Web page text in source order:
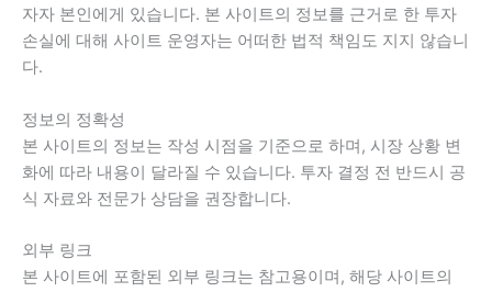
자자 본인에게 있습니다. 본 사이트의 정보를 근거로 한 투자
손실에 대해 사이트 운영자는 어떠한 법적 책임도 지지 않습니
다.
정보의 정확성
본 사이트의 정보는 작성 시점을 기준으로 하며, 시장 상황 변
화에 따라 내용이 달라질 수 있습니다. 투자 결정 전 반드시 공
식 자료와 전문가 상담을 권장합니다.
외부 링크
본 사이트에 포함된 외부 링크는 참고용이며, 해당 사이트의